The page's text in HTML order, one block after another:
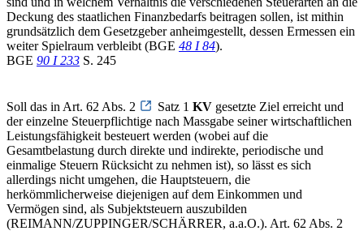
Deckung des staatlichen Finanzbedarfs beitragen sollen, ist mithin
grundsätzlich dem Gesetzgeber anheimgestellt, dessen Ermessen ein
weiter Spielraum verbleibt (BGE 48 I 84).
BGE 90 I 233 S. 245
Soll das in Art. 62 Abs. 2 Satz 1 KV gesetzte Ziel erreicht und
der einzelne Steuerpflichtige nach Massgabe seiner wirtschaftlichen
Leistungsfähigkeit besteuert werden (wobei auf die
Gesamtbelastung durch direkte und indirekte, periodische und
einmalige Steuern Rücksicht zu nehmen ist), so lässt es sich
allerdings nicht umgehen, die Hauptsteuern, die
herkömmlicherweise diejenigen auf dem Einkommen und
Vermögen sind, als Subjektsteuern auszubilden
(REIMANN/ZUPPINGER/SCHÄRRER, a.a.O.). Art. 62 Abs. 2